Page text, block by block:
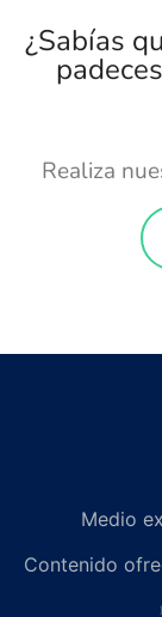
¿Sabías
Realiza
Medio
Contenido